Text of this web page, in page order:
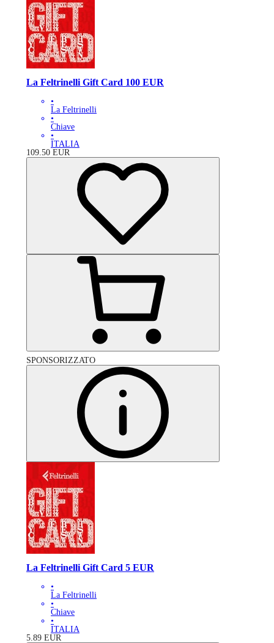
La Feltrinelli Gift Card 100 EUR
•
La Feltrinelli
•
Chiave
•
ITALIA
109.50 EUR
SPONSORIZZATO
La Feltrinelli Gift Card 5 EUR
•
La Feltrinelli
•
Chiave
•
ITALIA
5.89 EUR